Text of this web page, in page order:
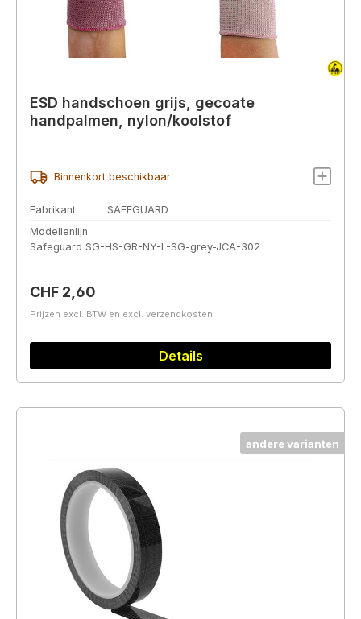
ESD handschoen grijs, gecoate
handpalmen, nylon/koolstof
Binnenkort beschikbaar
Fabrikant
SAFEGUARD
Modellenlijn
Safeguard SG-HS-GR-NY-L-SG-grey-JCA-302
Normale prijs:
CHF 2,60
Prijzen excl. BTW en excl. verzendkosten
Details
andere varianten